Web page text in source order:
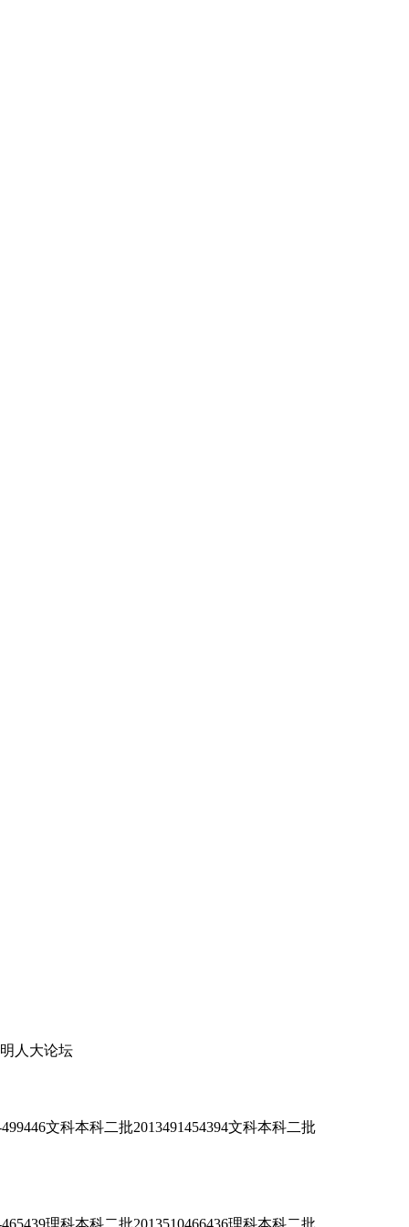
人大论坛
文科本科二批2013491454394文科本科二批
理科本科二批2013510466436理科本科二批